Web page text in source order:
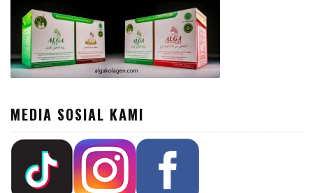
MEDIA SOSIAL KAMI